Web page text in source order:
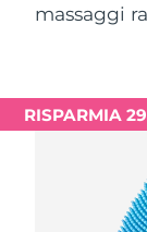
massaggi
RISPARMIA